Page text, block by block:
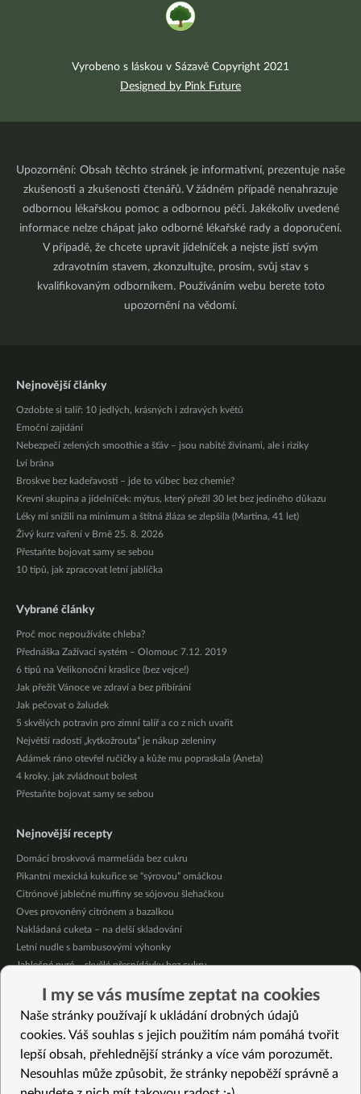
Vyrobeno s láskou v Sázavě Copyright 2021
Designed by Pink Future
Upozornění: Obsah těchto stránek je informativní, prezentuje naše
zkušenosti a zkušenosti čtenářů. V žádném případě nenahrazuje
odbornou lékařskou pomoc a odbornou péči. Jakékoliv uvedené
informace nelze chápat jako odborné lékařské rady a doporučení.
V případě, že chcete upravit jídelníček a nejste jistí svým
zdravotním stavem, zkonzultujte, prosím, svůj stav s
kvalifikovaným odborníkem. Používáním webu berete toto
upozornění na vědomí.
Nejnovější články
Ozdobte si talíř: 10 jedlých, krásných i zdravých květů
Emoční zajídání
Nebezpečí zelených smoothie a šťáv – jsou nabité živinami, ale i riziky
Lví brána
Broskve bez kadeřavosti – jde to vůbec bez chemie?
Krevní skupina a jídelníček: mýtus, který přežil 30 let bez jediného důkazu
Léky mi snížili na minimum a štítná žláza se zlepšila (Martina, 41 let)
Živý kurz vaření v Brně 25. 8. 2026
Přestaňte bojovat samy se sebou
10 tipů, jak zpracovat letní jablíčka
Vybrané články
Proč moc nepoužíváte chleba?
Přednáška Zažívací systém – Olomouc 7.12. 2019
6 tipů na Velikonoční kraslice (bez vejce!)
Jak přežít Vánoce ve zdraví a bez přibírání
Jak pečovat o žaludek
5 skvělých potravin pro zimní talíř a co z nich uvařit
Největší radostí „kytkožrouta“ je nákup zeleniny
Adámek ráno otevřel ručičky a kůže mu popraskala (Aneta)
4 kroky, jak zvládnout bolest
Přestaňte bojovat samy se sebou
Nejnovější recepty
Domácí broskvová marmeláda bez cukru
Pikantní mexická kukuřice se “sýrovou” omáčkou
Citrónové jablečné muffiny se sójovou šlehačkou
Oves provoněný citrónem a bazalkou
Nakládaná cuketa – na delší skladování
Letní nudle s bambusovými výhonky
Jablečné pyré – skvělé přesnídávky bez cukru
Nakládaná cuketa – kvašáky
Mrkvovo-dýňová krémová polévka
Vybrané recepty
Šťouchaná květákovo – vločková polévka
I my se vás musíme zeptat na cookies
Naše stránky používají k ukládání drobných údajů
cookies. Váš souhlas s jejich použitím nám pomáhá tvořit
lepší obsah, přehlednější stránky a více vám porozumět.
Nesouhlas může způsobit, že stránky nepoběží správně a